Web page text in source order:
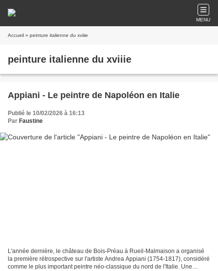
MENU
Accueil » peinture italienne du xviiie
peinture italienne du xviiie
Appiani - Le peintre de Napoléon en Italie
Publié le 10/02/2026 à 16:13
Par Faustine
L'année dernière, le château de Bois-Préau à Rueil-Malmaison a organisé
la première rétrospective sur l'artiste Andrea Appiani (1754-1817), considéré
comme le plus important peintre néo-classique du nord de l'Italie. Une